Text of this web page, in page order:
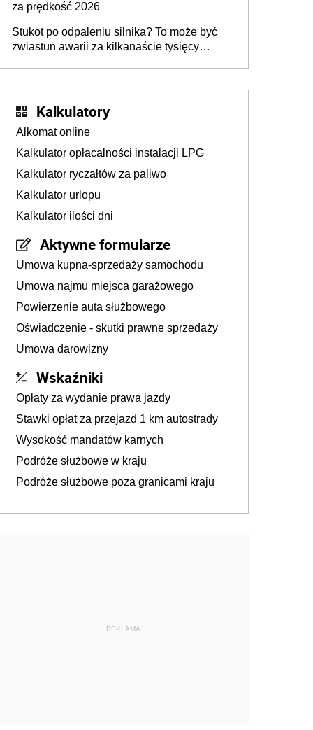
za prędkość 2026
Stukot po odpaleniu silnika? To może być
zwiastun awarii za kilkanaście tysięcy
Kalkulatory
Alkomat online
Kalkulator opłacalności instalacji LPG
Kalkulator ryczałtów za paliwo
Kalkulator urlopu
Kalkulator ilości dni
Aktywne formularze
Umowa kupna-sprzedaży samochodu
Umowa najmu miejsca garażowego
Powierzenie auta służbowego
Oświadczenie - skutki prawne sprzedaży
Umowa darowizny
Wskaźniki
Opłaty za wydanie prawa jazdy
Stawki opłat za przejazd 1 km autostrady
Wysokość mandatów karnych
Podróże służbowe w kraju
Podróże służbowe poza granicami kraju
REKLAMA